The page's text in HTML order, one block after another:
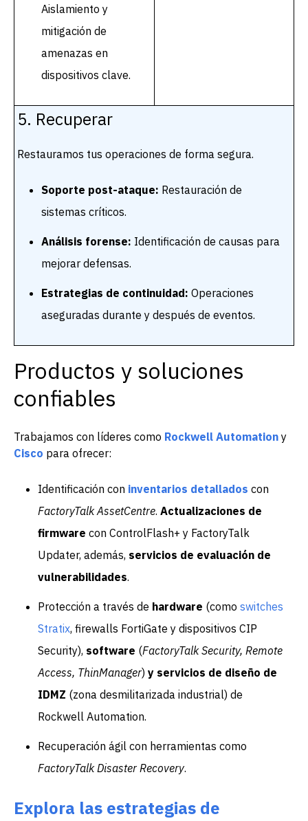
Aislamiento y
mitigación de
amenazas en
dispositivos clave.
5. Recuperar
Restauramos tus operaciones de forma segura.
Soporte post-ataque: Restauración de
sistemas críticos.
Análisis forense: Identificación de causas para
mejorar defensas.
Estrategias de continuidad: Operaciones
aseguradas durante y después de eventos.
Productos y soluciones
confiables
Trabajamos con líderes como Rockwell Automation y
Cisco para ofrecer:
Identificación con inventarios detallados con
FactoryTalk AssetCentre.Actualizaciones de
firmware con ControlFlash+ y FactoryTalk
Updater, además, servicios de evaluación de
vulnerabilidades.
Protección a través de hardware (comoswitches
Stratix, firewalls FortiGate y dispositivos CIP
Security), software (FactoryTalk Security, Remote
Access, ThinManager)y servicios de diseño de
IDMZ (zona desmilitarizada industrial) de
Rockwell Automation.
Recuperación ágil con herramientas como
FactoryTalk Disaster Recovery.
Explora las estrategias de